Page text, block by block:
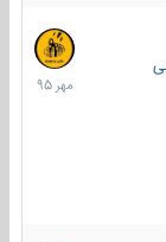
27
مهر
1395